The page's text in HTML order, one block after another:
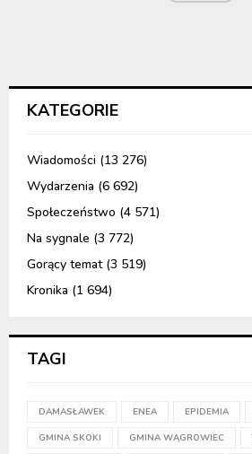
KATEGORIE
Wiadomości (13 276)
Wydarzenia (6 692)
Społeczeństwo (4 571)
Na sygnale (3 772)
Gorący temat(3 519)
Kronika (1 694)
TAGI
DAMASŁAWEK ENEA EPIDEMIA
GMINA SKOKI GMINA WĄGROWIEC